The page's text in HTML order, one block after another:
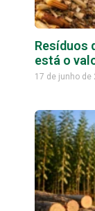
Resíduos
está o
17 de junho de